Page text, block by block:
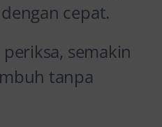
cepat.
semakin
tanpa